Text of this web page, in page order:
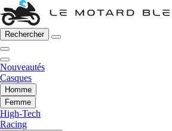
Rechercher
Nouveautés
Casques
Homme
Femme
High-Tech
Racing